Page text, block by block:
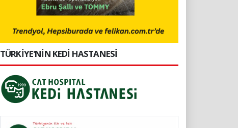
TÜRKİYE'NİN KEDİ HASTANESİ